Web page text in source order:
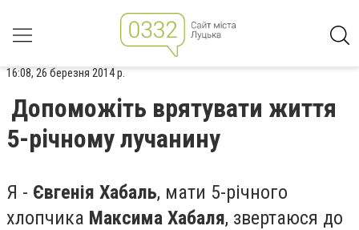
16:08, 26 березня 2014 р.
Допоможіть врятувати життя
5-річному лучанину
Я - Євгенія Хабаль, мати 5-річного
хлопчика Максима Хабаля, звертаюся до